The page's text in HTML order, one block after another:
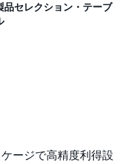
品セレクション・テーブ
ージで高精度利得設